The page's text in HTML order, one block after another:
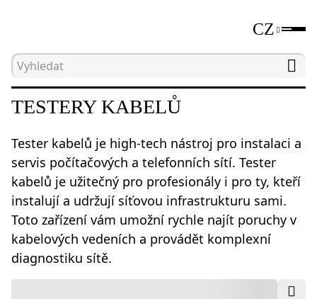
CZ
Hlavní strana Nástroje pro testování
TESTERY KABELŮ
Tester kabelů je high-tech nástroj pro instalaci a
servis počítačových a telefonních sítí. Tester
kabelů je užitečný pro profesionály i pro ty, kteří
instalují a udržují síťovou infrastrukturu sami.
Toto zařízení vám umožní rychle najít poruchy v
kabelových vedeních a provádět komplexní
diagnostiku sítě.